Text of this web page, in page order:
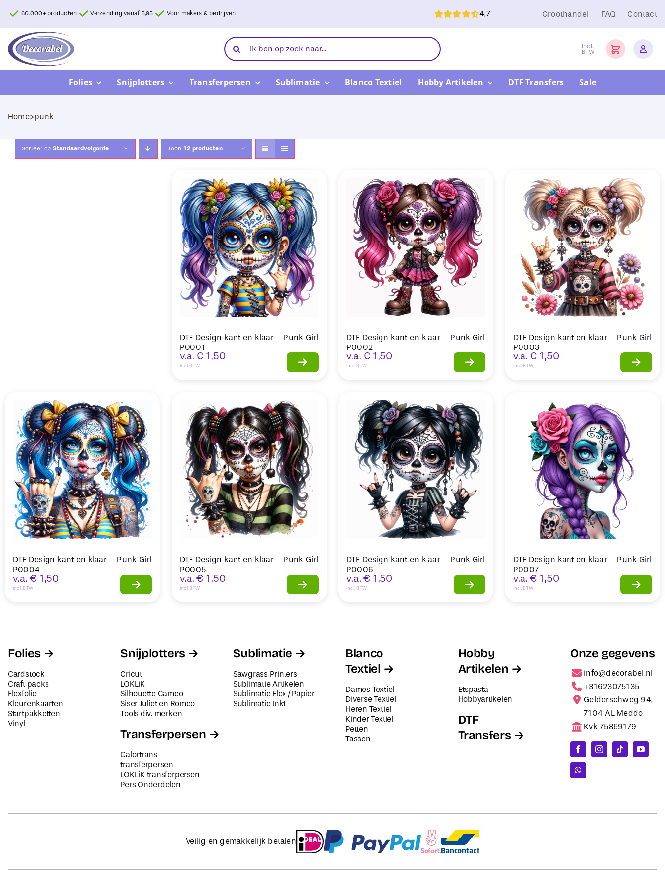
inhoud
60.000+ producten Verzending vanaf 5,95 Voor makers & bedrijven 4,7 Groothandel FAQ Contact
Zoeken
naar:
Incl.
BTW
Folies Snijplotters Transferpersen Sublimatie Blanco Textiel Hobby Artikelen DTF Transfers Sale
Home>punk
Sorteer op Standaardvolgorde Toon 12 producten
DTF Design kant en klaar – Punk Girl
P0001
v.a. € 1,50
Incl. BTW
DTF Design kant en klaar – Punk Girl
P0002
v.a. € 1,50
Incl. BTW
DTF Design kant en klaar – Punk Girl
P0003
v.a. € 1,50
Incl. BTW
DTF Design kant en klaar – Punk Girl
P0004
v.a. € 1,50
Incl. BTW
DTF Design kant en klaar – Punk Girl
P0005
v.a. € 1,50
Incl. BTW
DTF Design kant en klaar – Punk Girl
P0006
v.a. € 1,50
Incl. BTW
DTF Design kant en klaar – Punk Girl
P0007
v.a. € 1,50
Incl. BTW
Folies
Cardstock
Craft packs
Flexfolie
Kleurenkaarten
Startpakketten
Vinyl
Snijplotters
Cricut
LOKLiK
Silhouette Cameo
Siser Juliet en Romeo
Tools div. merken
Transferpersen
Calortrans
transferpersen
LOKLiK transferpersen
Pers Onderdelen
Sublimatie
Sawgrass Printers
Sublimatie Artikelen
Sublimatie Flex / Papier
Sublimatie Inkt
Blanco
Textiel
Dames Textiel
Diverse Textiel
Heren Textiel
Kinder Textiel
Petten
Tassen
Hobby
Artikelen
Etspasta
Hobbyartikelen
DTF
Transfers
Onze gegevens
info@decorabel.nl
+31623075135
Gelderschweg 94,
7104 AL Meddo
Kvk 75869179
Veilig en gemakkelijk betalen